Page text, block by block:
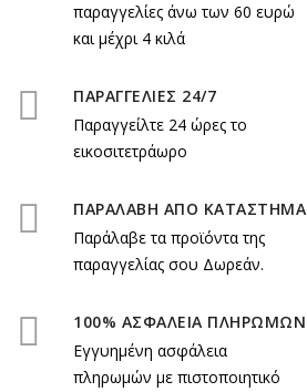
παραγγελίες άνω των 60 ευρώ
και μέχρι 4 κιλά
ΠΑΡΑΓΓΕΛΙΕΣ 24/7
Παραγγείλτε 24 ώρες το
εικοσιτετράωρο
ΠΑΡΑΛΑΒΗ ΑΠΟ ΚΑΤΑΣΤΗΜΑ
Παράλαβε τα προϊόντα της
παραγγελίας σου Δωρεάν.
100% ΑΣΦΑΛΕΙΑ ΠΛΗΡΩΜΩΝ
Εγγυημένη ασφάλεια
πληρωμών με πιστοποιητικό